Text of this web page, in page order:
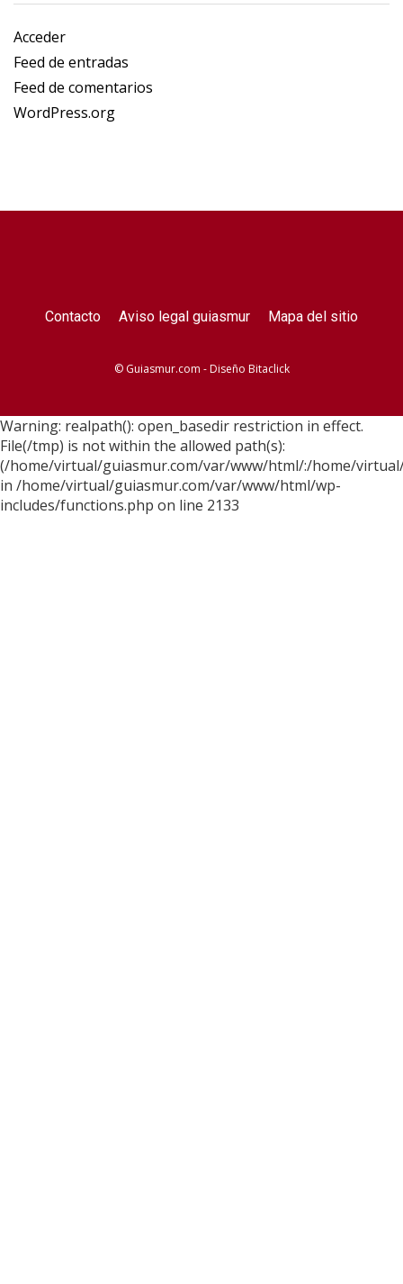
Acceder
Feed de entradas
Feed de comentarios
WordPress.org
Contacto Aviso legal guiasmur Mapa del sitio
© Guiasmur.com - Diseño Bitaclick
Warning: realpath(): open_basedir restriction in effect.
File(/tmp) is not within the allowed path(s):
(/home/virtual/guiasmur.com/var/www/html/:/home/
in /home/virtual/guiasmur.com/var/www/html/wp-
includes/functions.php on line 2133